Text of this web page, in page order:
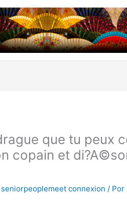
que tu peux
copain et
seniorpeoplemeet connexion / Por